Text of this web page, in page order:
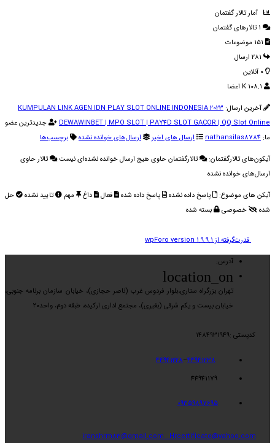
آمار تالار گفتمان
۱ تالارهای گفتمان
۱۵۱ موضوعات
۲۸۱ ارسال‌
۰ آنلاین
۱۰۸.۱ K
اعضا
آخرین ارسال: KUMPULAN LINK AGEN IDN PLAY SLOT ONLINE INDONESIA 2023
DEWAWINBET | MPO SLOT | PAY4D SLOT GACOR | QQ Slot Online
جدیدترین عضو
ما: nathansilas8784 ارسال های اخیر ارسال‌های خوانده نشده برچسب‌ها
آیکون‌های تالارگفتمان: تالارگفتمان حاوی هیچ ارسال خوانده نشده‌ای نیست
تالار حاوی
ارسال‌های خوانده نشده
آیکن های موضوع: پاسخ داده نشده پاسخ داده شده فعال داغ مهم تایید نشده
حل
شده
خصوصی بسته شده
قدرت‌گرفته از wpForo version 1.9.9.1
آدرس:
location_on
تهران بزرگراه ستاری،بلوار فردوس غرب (ناصر حجازی)، خیابان سازمان برنامه جنوبی،
خیابان بیست و یکم شرقی (بغیری)، مجتمع اداری ارکیده، طبقه دوم، واحد۲۰
کدپستی :1484931949
44941238
–
44941228
09359897695
iranshrm83@gmail.com Hrcertificate@yahoo.com